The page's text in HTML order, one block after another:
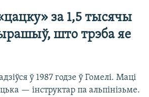
за 1,5 тысячы
што трэба яе
ў 1987 годзе ў Гомелі. Маці
— інструктар па альпінізьме.